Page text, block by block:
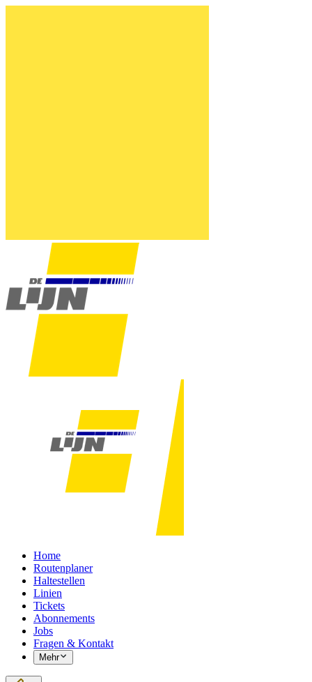
Home
Routenplaner
Haltestellen
Linien
Tickets
Abonnements
Jobs
Fragen & Kontakt
Mehr